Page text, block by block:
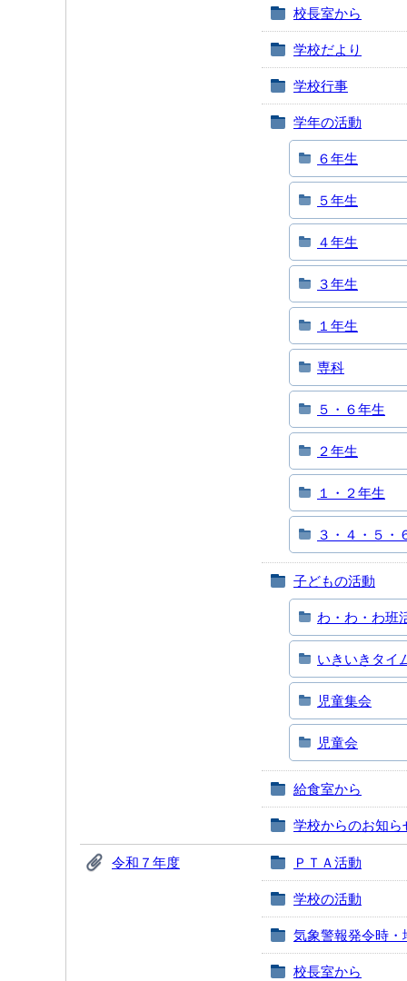
校長室から
学校だより
学校行事
学年の活動
６年生
５年生
４年生
３年生
１年生
専科
５・６年生
２年生
１・２年生
３・４・５・
子どもの活動
わ・わ・わ班
いきいきタイ
児童集会
児童会
給食室から
学校からのお知ら
令和７年度 ＰＴＡ活動
学校の活動
気象警報発令時
校長室から